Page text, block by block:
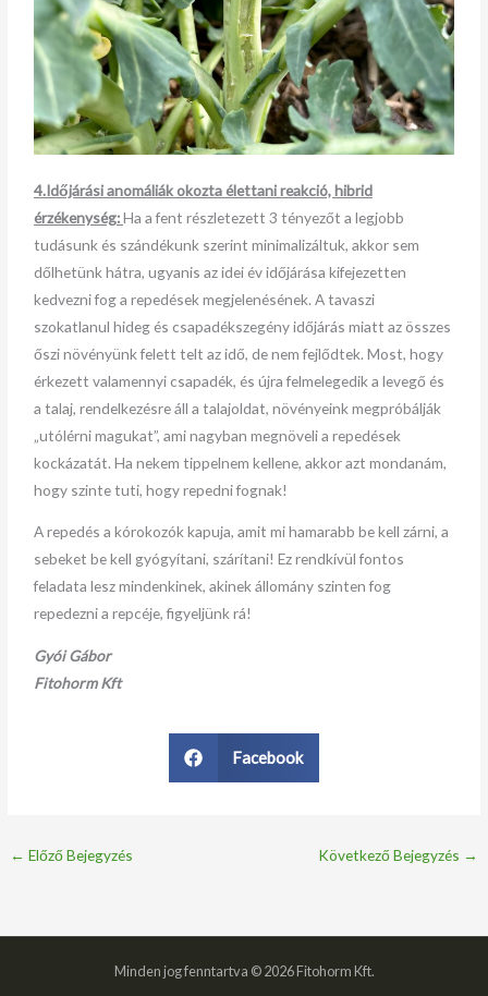
4.Időjárási anomáliák okozta élettani reakció, hibrid
érzékenység:Ha a fent részletezett 3 tényezőt a legjobb
tudásunk és szándékunk szerint minimalizáltuk, akkor sem
dőlhetünk hátra, ugyanis az idei év időjárása kifejezetten
kedvezni fog a repedések megjelenésének. A tavaszi
szokatlanul hideg és csapadékszegény időjárás miatt az összes
őszi növényünk felett telt az idő, de nem fejlődtek. Most, hogy
érkezett valamennyi csapadék, és újra felmelegedik a levegő és
a talaj, rendelkezésre áll a talajoldat, növényeink megpróbálják
„utólérni magukat”, ami nagyban megnöveli a repedések
kockázatát. Ha nekem tippelnem kellene, akkor azt mondanám,
hogy szinte tuti, hogy repedni fognak!
A repedés a kórokozók kapuja, amit mi hamarabb be kell zárni, a
sebeket be kell gyógyítani, szárítani! Ez rendkívül fontos
feladata lesz mindenkinek, akinek állomány szinten fog
repedezni a repcéje, figyeljünk rá!
Gyói Gábor
Fitohorm Kft
Facebook
← Előző Bejegyzés Következő Bejegyzés →
Minden jog fenntartva © 2026 Fitohorm Kft.